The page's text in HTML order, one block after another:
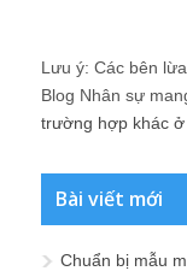
Lưu ý: Các bên
Blog Nhân sự
trường hợp khác ở
Bài viết mới
Chuẩn bị mẫu